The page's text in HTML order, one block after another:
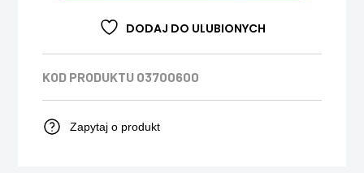
DODAJ DO ULUBIONYCH
KOD PRODUKTU 03700600
Zapytaj o produkt